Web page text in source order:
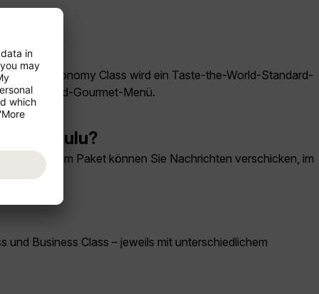
In der Economy Class wird ein Taste-the-World-Standard-
the-World-Gourmet-Menü.
Honolulu?
gebuchtem Paket können Sie Nachrichten verschicken, im
Business Class – jeweils mit unterschiedlichem